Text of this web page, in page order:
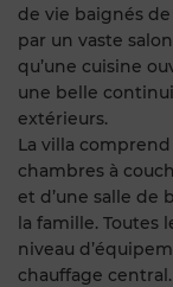
de vie baignés
par un vaste
qu’une cuisine
une belle
extérieurs.
La villa
chambres à
et d’une salle
la famille. Toutes
niveau
chauffage central.